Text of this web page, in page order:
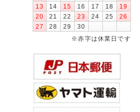
13
14 15 16 17 18
19
20
21 22 23 24 25
26
27
28 29
30
※赤字は休業日です